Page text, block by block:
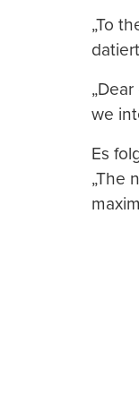
„To
we
Es
„The